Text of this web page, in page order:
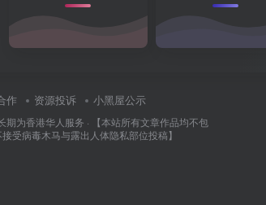
作 资源投诉 小黑屋公示
期为香港华人服务 · 【本站所有文章作品均不包
受病毒木马与露出人体隐私部位投稿】